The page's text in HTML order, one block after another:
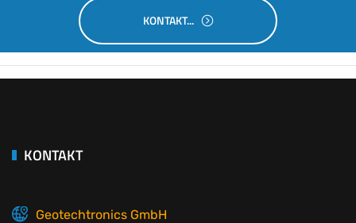
KONTAKT...
KONTAKT
Geotechtronics GmbH